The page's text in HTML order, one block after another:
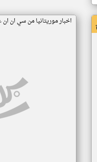
اخبار موريتانيا من سي ان